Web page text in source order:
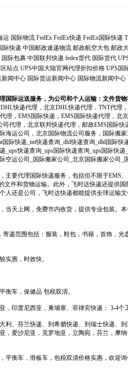
运 国际物流 FedEx FedEx快递 FedEx国际快递
际快递 中国邮政速递物流 邮政航空大包 邮政
国际包裹 中国联邦快递 fedex货代 国际货代
站点 UPS中国大陆官网代理折扣价格 UPS国
新闻中心 国际货运新闻中心 国际物流新闻中心
国际运送服务，为公司和个人运输：文件货
快递代理，北京DHL快递代理，TNT代理
理，EMS国际快递，EMS国际快递代理，北
司代理，北京联邦快递代理，邮政EMS国际
海运公司，北京国际物流公司服务，国际搬
国际快递_tnt快递查询_dhl快递查询_dhl国际
_ups快递查询_ups国际快递查询_ups国际快
空运公司_国际搬家公司_北京国际搬家公司_
主要代理国际快递服务，包括但不限于EMS
文件和货物运输。此外，飞时达快递还提供
人还是公司，飞时达快递都能提供全球运输
当天上网，免费市内收货，提供专业包装。
寄递范围包括：服装，鞋包，书籍，首饰，
实惠，时效快。
衡车，保健品 包税双清。
，印度尼西亚，柬埔寨、菲律宾快递： 3-4个
利、芬兰快递、到希腊快递、到瑞士快递、
，爱沙尼亚，克罗地亚，立陶宛，芬兰，摩
平衡车，滑板车，包税双清价格实惠，欢迎